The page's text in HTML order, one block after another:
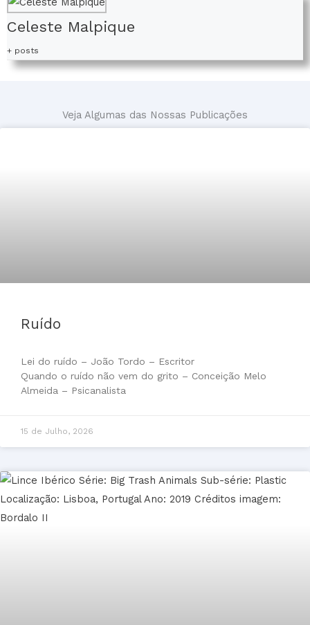
Celeste Malpique
+ posts
Veja Algumas das Nossas Publicações
Ruído
Lei do ruído – João Tordo – Escritor
Quando o ruído não vem do grito – Conceição Melo
Almeida – Psicanalista
15 de Julho, 2026